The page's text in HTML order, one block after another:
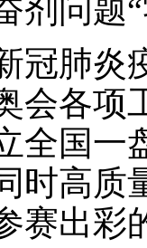
剂问题
肺炎
会各项
全国一
时高质
赛出彩